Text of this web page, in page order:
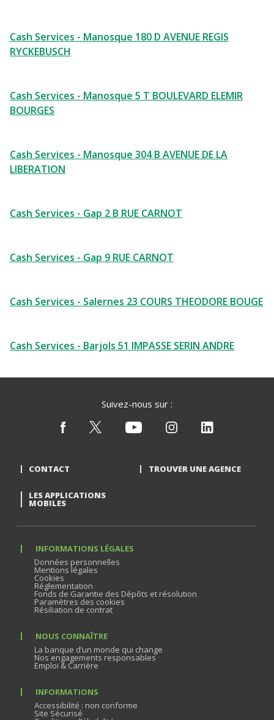
Cash Services - Manosque 180 D AVENUE REGIS
RYCKEBUSCH
Cash Services - Manosque 5 T BOULEVARD ELEMIR
BOURGES
Cash Services - Manosque 304 B AVENUE DE LA
LIBERATION
Cash Services - Gap 2 B RUE CARNOT
Cash Services - Gap 9 RUE CARNOT
Cash Services - Salernes 23 COURS THEODORE BOUGE
Cash Services - Barjols 51 IMPASSE SERIN ANDRE
Suivez-nous sur :
CONTACT TROUVER UNE AGENCE
LES APPLICATIONS
MOBILES
INFORMATIONS LÉGALES
Données personnelles
Mentions légales
Cookies
Réglementation
Fonds de Garantie des Dépôts et résolution
Paramètres des cookies
Résiliation de contrat
NOUS CONNAÎTRE
La banque d’un monde qui change
Nos engagements responsables
Emploi & Carrière
INFORMATIONS
Accessibilité : non conforme
Site Sécurisé